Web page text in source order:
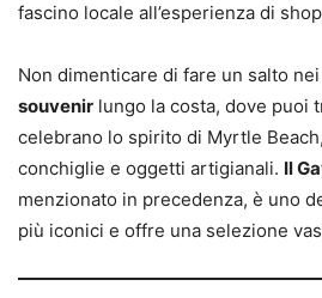
fascino locale all’esperienza di
Non dimenticare di fare un salto
souvenir lungo la costa, dove puoi
celebrano lo spirito di Myrtle
conchiglie e oggetti artigianali. Il
menzionato in precedenza, è uno
più iconici e offre una selezione